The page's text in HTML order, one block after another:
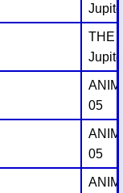
THE
05
05